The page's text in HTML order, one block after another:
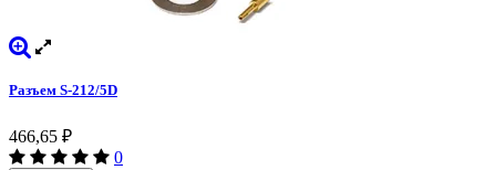
Разъем S-212/5D
466,65 ₽
0